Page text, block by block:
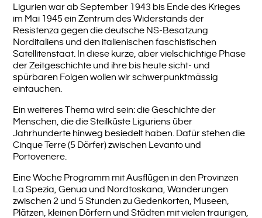
Ligurien war ab September 1943 bis Ende des Krieges
im Mai 1945 ein Zentrum des Widerstands der
Resistenza gegen die deutsche NS-Besatzung
Norditaliens und den italienischen faschistischen
Satellitenstaat. In diese kurze, aber vielschichtige Phase
der Zeitgeschichte und ihre bis heute sicht- und
spürbaren Folgen wollen wir schwerpunktmässig
eintauchen.
Ein weiteres Thema wird sein: die Geschichte der
Menschen, die die Steilküste Liguriens über
Jahrhunderte hinweg besiedelt haben. Dafür stehen die
Cinque Terre (5 Dörfer) zwischen Levanto und
Portovenere.
Eine Woche Programm mit Ausflügen in den Provinzen
La Spezia, Genua und Nordtoskana, Wanderungen
zwischen 2 und 5 Stunden zu Gedenkorten, Museen,
Plätzen, kleinen Dörfern und Städten mit vielen traurigen,